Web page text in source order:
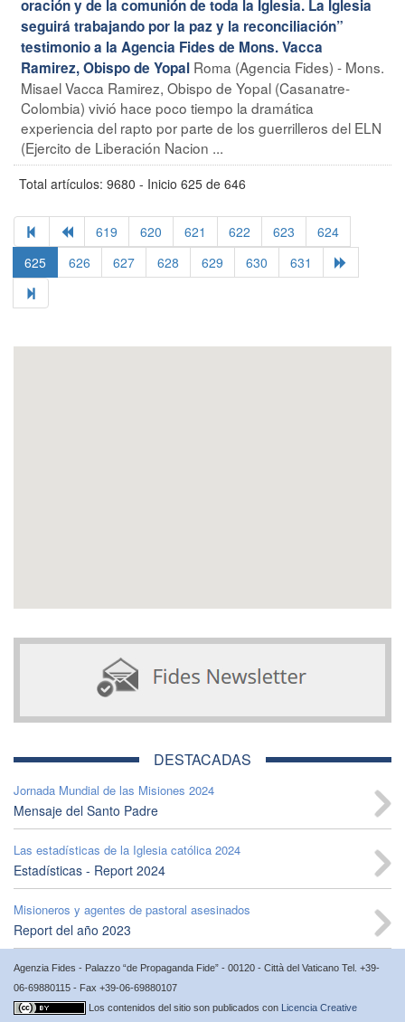
oración y de la comunión de toda la Iglesia. La Iglesia
seguirá trabajando por la paz y la reconciliación”
testimonio a la Agencia Fides de Mons. Vacca
Ramirez, Obispo de Yopal Roma (Agencia Fides) - Mons.
Misael Vacca Ramirez, Obispo de Yopal (Casanatre-
Colombia) vivió hace poco tiempo la dramática
experiencia del rapto por parte de los guerrilleros del ELN
(Ejercito de Liberación Nacion ...
Total artículos: 9680 - Inicio 625 de 646
619 620 621 622 623
624
625
626 627 628 629 630 631
DESTACADAS
Jornada Mundial de las Misiones 2024
Mensaje del Santo Padre
Las estadísticas de la Iglesia católica 2024
Estadísticas - Report 2024
Misioneros y agentes de pastoral asesinados
Report del año 2023
Agenzia Fides - Palazzo “de Propaganda Fide” - 00120 - Città del Vaticano Tel. +39-
06-69880115 - Fax +39-06-69880107
Los contenidos del sitio son publicados con Licencia Creative